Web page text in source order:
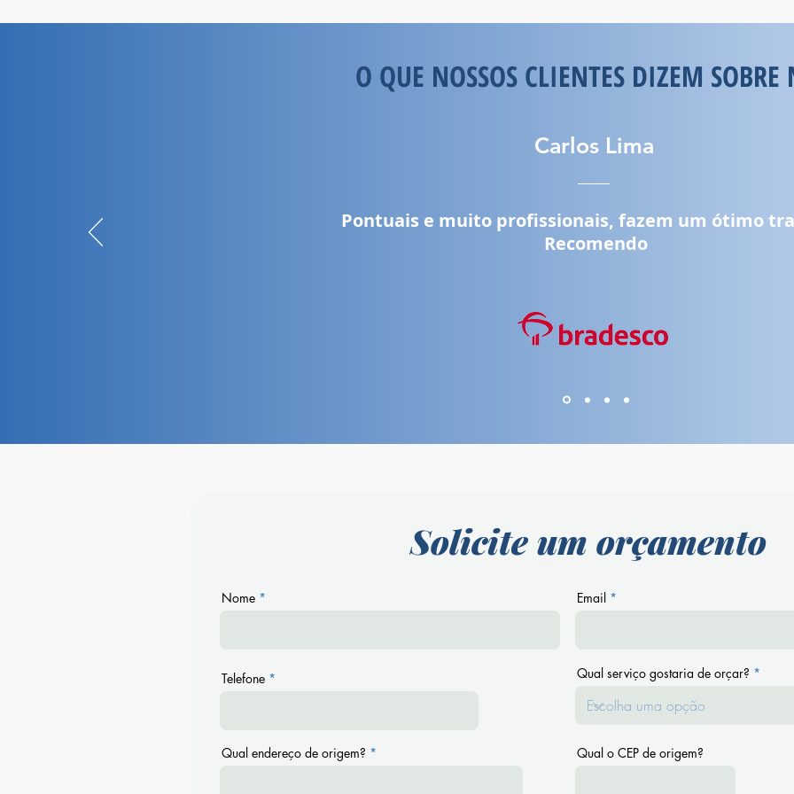
O QUE NOSSOS CLIENTES DIZEM SOBRE
Carlos Lima
Pontuais e muito profissionais, fazem um ótimo
Recomendo
Solicite um orçamento
Nome
Telefone
Qual endereço de origem?
Email
Qual serviço gostaria de orçar?
Qual o CEP de origem?